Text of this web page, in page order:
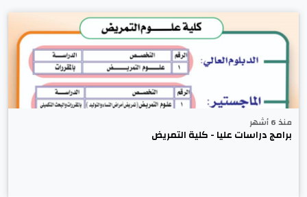
منذ 6 أشهر
برامج دراسات عليا - كلية التمريض